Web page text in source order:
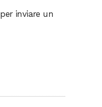
per inviare un